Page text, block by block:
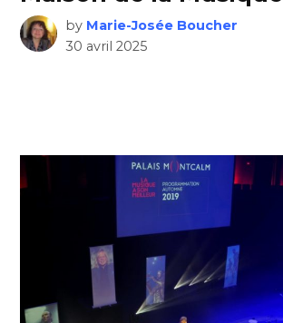
by Marie-Josée Boucher
30 avril 2025